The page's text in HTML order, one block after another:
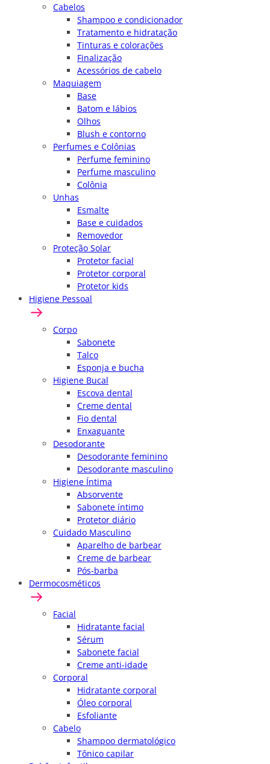
Cabelos
Shampoo e condicionador
Tratamento e hidratação
Tinturas e colorações
Finalização
Acessórios de cabelo
Maquiagem
Base
Batom e lábios
Olhos
Blush e contorno
Perfumes e Colônias
Perfume feminino
Perfume masculino
Colônia
Unhas
Esmalte
Base e cuidados
Removedor
Proteção Solar
Protetor facial
Protetor corporal
Protetor kids
Higiene Pessoal
Corpo
Sabonete
Talco
Esponja e bucha
Higiene Bucal
Escova dental
Creme dental
Fio dental
Enxaguante
Desodorante
Desodorante feminino
Desodorante masculino
Higiene Íntima
Absorvente
Sabonete íntimo
Protetor diário
Cuidado Masculino
Aparelho de barbear
Creme de barbear
Pós-barba
Dermocosméticos
Facial
Hidratante facial
Sérum
Sabonete facial
Creme anti-idade
Corporal
Hidratante corporal
Óleo corporal
Esfoliante
Cabelo
Shampoo dermatológico
Tônico capilar